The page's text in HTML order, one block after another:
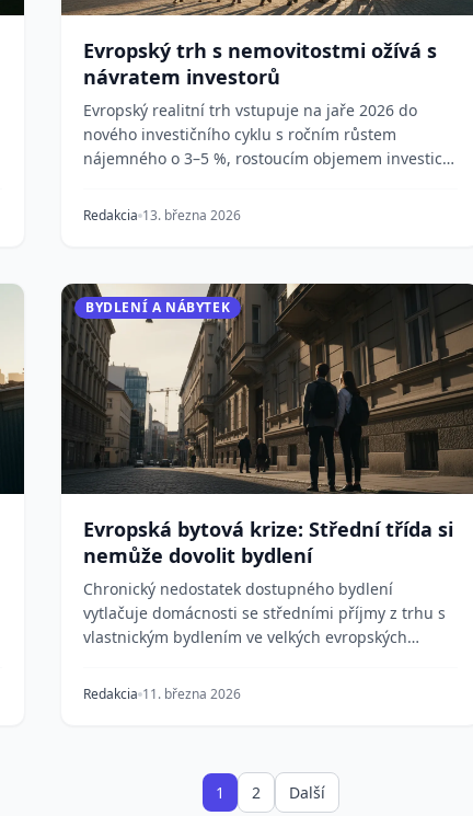
Evropský trh s nemovitostmi ožívá s
návratem investorů
Evropský realitní trh vstupuje na jaře 2026 do
nového investičního cyklu s ročním růstem
nájemného o 3–5 %, rostoucím objemem investic a
Redakcia 13. března 2026
BYDLENÍ A NÁBYTEK
Evropská bytová krize: Střední třída si
nemůže dovolit bydlení
Chronický nedostatek dostupného bydlení
vytlačuje domácnosti se středními příjmy z trhu s
vlastnickým bydlením ve velkých evropských
Redakcia 11. března 2026
1 2 Další